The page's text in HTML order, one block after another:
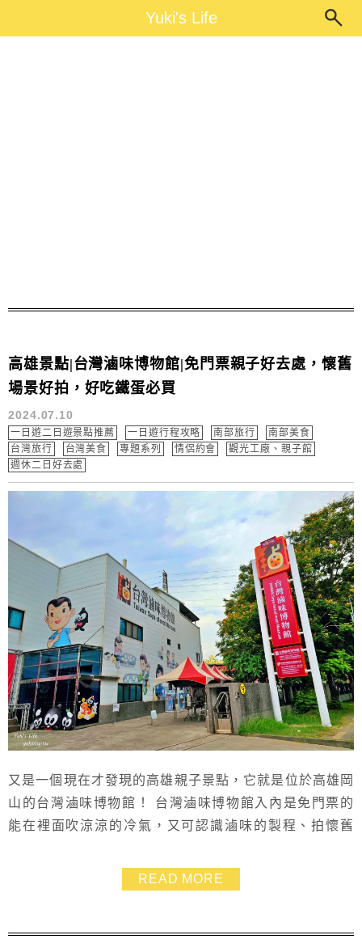
Yuki's LifeYuki's Life
高雄景點|台灣滷味博物館|免門票親子好去處，懷舊
場景好拍，好吃鐵蛋必買
2024.07.10
一日遊二日遊景點推薦 一日遊行程攻略 南部旅行
南部美食
台灣旅行
台灣美食 專題系列 情侶約會
觀光工廠、親子館
週休二日好去處
又是一個現在才發現的高雄親子景點，它就是位於高雄岡
山的台灣滷味博物館！ 台灣滷味博物館入內是免門票的
能在裡面吹涼涼的冷氣，又可認識滷味的製程、拍懷舊
尤其是鐵蛋必買！ 還沒來過的話，放假就帶著孩子一起
來逛逛吧~~ 附近一日遊也有興達港觀光漁市可以逛，建
READ MORE